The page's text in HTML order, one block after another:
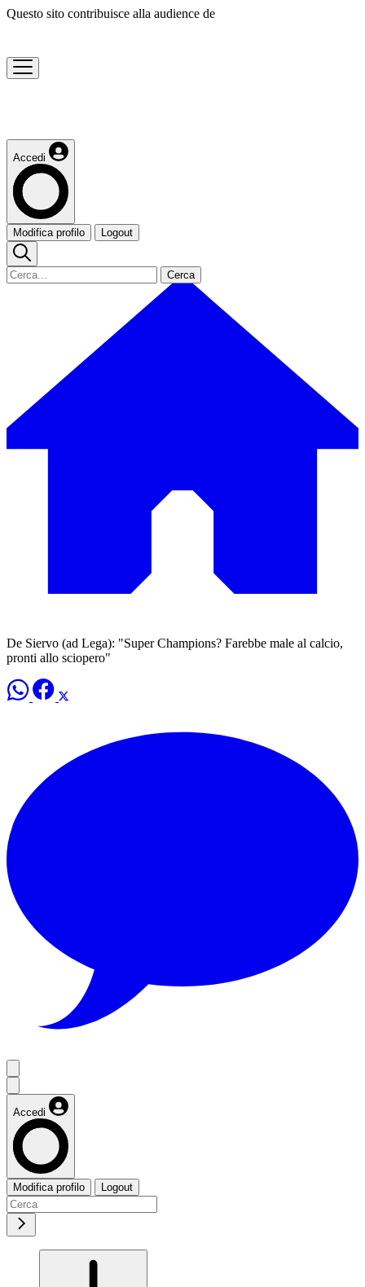
Questo sito contribuisce alla audience de
Accedi
Modifica profilo Logout
Cerca
De Siervo (ad Lega): "Super Champions? Farebbe male al calcio,
pronti allo sciopero"
Accedi
Modifica profilo Logout